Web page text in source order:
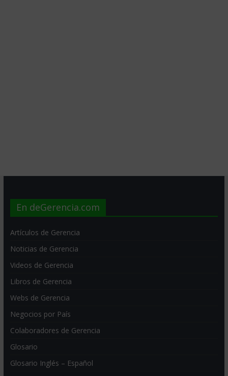
En deGerencia.com
Artículos de Gerencia
Noticias de Gerencia
Videos de Gerencia
Libros de Gerencia
Webs de Gerencia
Negocios por País
Colaboradores de Gerencia
Glosario
Glosario Inglés – Español